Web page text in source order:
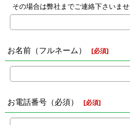
その場合は弊社までご連絡下さいませ
お名前（フルネーム） [必須]
お電話番号（必須） [必須]